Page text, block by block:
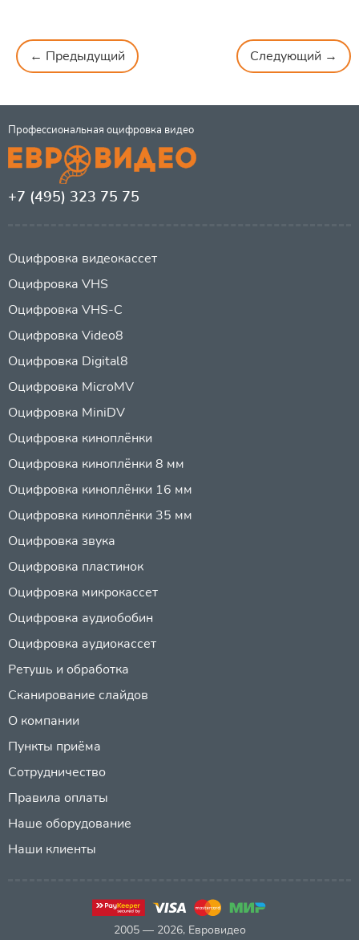
← Предыдущий Следующий →
Профессиональная оцифровка видео
+7 (495) 323 75 75
Оцифровка видеокассет
Оцифровка VHS
Оцифровка VHS-C
Оцифровка Video8
Оцифровка Digital8
Оцифровка MicroMV
Оцифровка MiniDV
Оцифровка киноплёнки
Оцифровка киноплёнки 8 мм
Оцифровка киноплёнки 16 мм
Оцифровка киноплёнки 35 мм
Оцифровка звука
Оцифровка пластинок
Оцифровка микрокассет
Оцифровка аудиобобин
Оцифровка аудиокассет
Ретушь и обработка
Сканирование слайдов
О компании
Пункты приёма
Сотрудничество
Правила оплаты
Наше оборудование
Наши клиенты
2005 — 2026, Евровидео